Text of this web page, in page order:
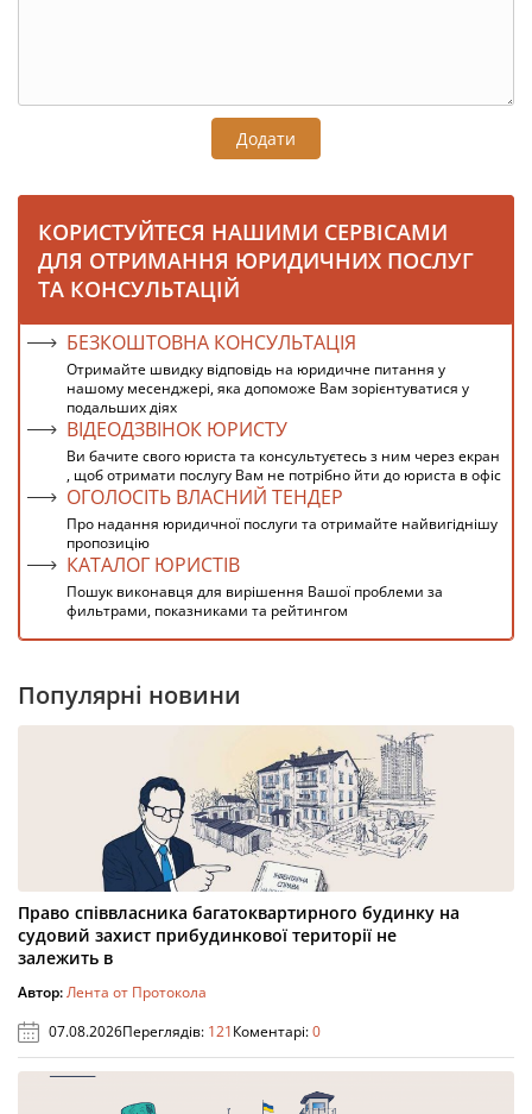
Додати
КОРИСТУЙТЕСЯ НАШИМИ СЕРВІСАМИ
ДЛЯ ОТРИМАННЯ ЮРИДИЧНИХ ПОСЛУГ
ТА КОНСУЛЬТАЦІЙ
БЕЗКОШТОВНА КОНСУЛЬТАЦІЯ
Отримайте швидку відповідь на юридичне питання у
нашому месенджері, яка допоможе Вам зорієнтуватися у
подальших діях
ВІДЕОДЗВІНОК ЮРИСТУ
Ви бачите свого юриста та консультуєтесь з ним через екран
, щоб отримати послугу Вам не потрібно йти до юриста в офіс
ОГОЛОСІТЬ ВЛАСНИЙ ТЕНДЕР
Про надання юридичної послуги та отримайте найвигіднішу
пропозицію
КАТАЛОГ ЮРИСТІВ
Пошук виконавця для вирішення Вашої проблеми за
фильтрами, показниками та рейтингом
Популярні новини
Право співвласника багатоквартирного будинку на
судовий захист прибудинкової території не
залежить в
Автор:Лента от Протокола
07.08.2026Переглядів: 121Коментарі:0